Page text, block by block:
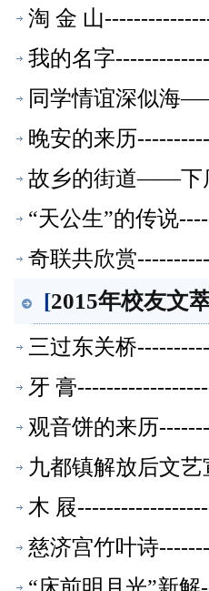
淘 金 山
我的名字
同学情谊深似海
晚安的来历
故乡的街道——下
“天公生”的传说
奇联共欣赏
[2015年校友文
三过东关桥
牙 膏
观音饼的来历
九都镇解放后文
木 屐
慈济宫竹叶诗